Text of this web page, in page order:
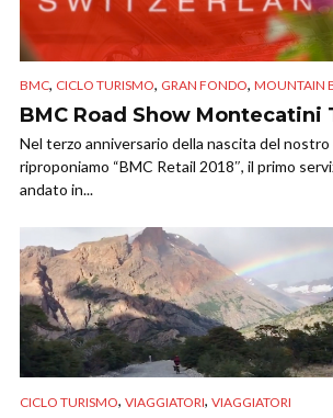
BMC, CICLO TURISMO, GRAN FONDO, MOUNTAIN
BMC Road Show Montecatini
Nel terzo anniversario della nascita del nostro
riproponiamo “BMC Retail 2018″, il primo
andato in...
CICLO TURISMO, VIAGGIATORI, VIAGGIATORI